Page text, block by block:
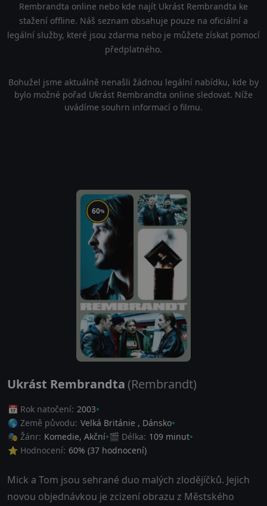
Rembrandta online nebo kde najít Ukrást Rembrandta ke
stažení offline. Náš seznam obsahuje pouze na oficiální a
legální služby, které jsou zdarma nebo je můžete získat pomocí
předplatného.
Bohužel jsme aktuálně nenašli žádnou legální nabídku, kde by
bylo možné pořad Ukrást Rembrandta online sledovat. Níže
uvádíme souhrn informací o filmu.
60%
Ukrást Rembrandta (Rembrandt)
📅 Rok natočení: 2003
🌎 Země původu: Velká Británie , Dánsko
🎭 Žánr: Komedie, Akční 🎬 Délka: 109 minut
⭐ Hodnocení: 60% (37 hodnocení)
Mick a Tom jsou sehrané duo malých zlodějíčků. Jejich
novou objednávkou je zcizení obrazu z Městského